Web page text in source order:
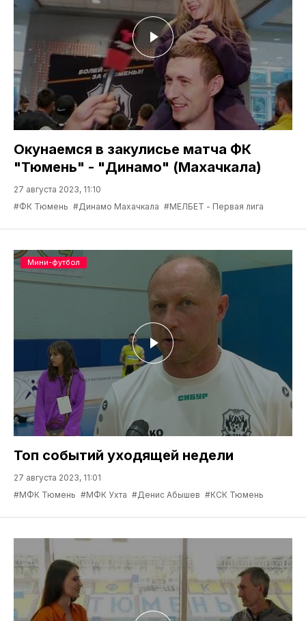
Окунаемся в закулисье матча ФК
"Тюмень" - "Динамо" (Махачкала)
27 августа 2023, 11:10
#ФК Тюмень #Динамо Махачкала #МЕЛБЕТ - Первая лига
Топ событий уходящей недели
27 августа 2023, 11:01
#МФК Тюмень #МФК Ухта #Денис Абышев #КСК Тюмень
Мини-футбол